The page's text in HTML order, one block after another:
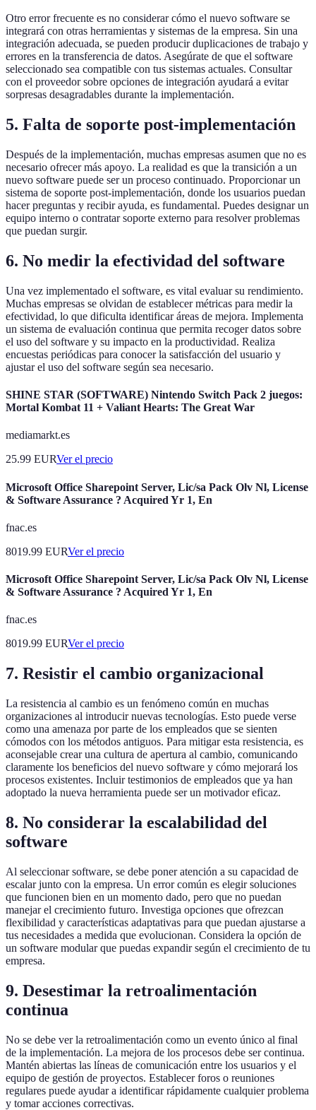
Otro error frecuente es no considerar cómo el nuevo software se
integrará con otras herramientas y sistemas de la empresa. Sin una
integración adecuada, se pueden producir duplicaciones de trabajo y
errores en la transferencia de datos. Asegúrate de que el software
seleccionado sea compatible con tus sistemas actuales. Consultar
con el proveedor sobre opciones de integración ayudará a evitar
sorpresas desagradables durante la implementación.
5. Falta de soporte post-implementación
Después de la implementación, muchas empresas asumen que no es
necesario ofrecer más apoyo. La realidad es que la transición a un
nuevo software puede ser un proceso continuado. Proporcionar un
sistema de soporte post-implementación, donde los usuarios puedan
hacer preguntas y recibir ayuda, es fundamental. Puedes designar un
equipo interno o contratar soporte externo para resolver problemas
que puedan surgir.
6. No medir la efectividad del software
Una vez implementado el software, es vital evaluar su rendimiento.
Muchas empresas se olvidan de establecer métricas para medir la
efectividad, lo que dificulta identificar áreas de mejora. Implementa
un sistema de evaluación continua que permita recoger datos sobre
el uso del software y su impacto en la productividad. Realiza
encuestas periódicas para conocer la satisfacción del usuario y
ajustar el uso del software según sea necesario.
SHINE STAR (SOFTWARE) Nintendo Switch Pack 2 juegos:
Mortal Kombat 11 + Valiant Hearts: The Great War
mediamarkt.es
25.99 EURVer el precio
Microsoft Office Sharepoint Server, Lic/sa Pack Olv Nl, License
& Software Assurance ? Acquired Yr 1, En
fnac.es
8019.99 EURVer el precio
Microsoft Office Sharepoint Server, Lic/sa Pack Olv Nl, License
& Software Assurance ? Acquired Yr 1, En
fnac.es
8019.99 EURVer el precio
7. Resistir el cambio organizacional
La resistencia al cambio es un fenómeno común en muchas
organizaciones al introducir nuevas tecnologías. Esto puede verse
como una amenaza por parte de los empleados que se sienten
cómodos con los métodos antiguos. Para mitigar esta resistencia, es
aconsejable crear una cultura de apertura al cambio, comunicando
claramente los beneficios del nuevo software y cómo mejorará los
procesos existentes. Incluir testimonios de empleados que ya han
adoptado la nueva herramienta puede ser un motivador eficaz.
8. No considerar la escalabilidad del
software
Al seleccionar software, se debe poner atención a su capacidad de
escalar junto con la empresa. Un error común es elegir soluciones
que funcionen bien en un momento dado, pero que no puedan
manejar el crecimiento futuro. Investiga opciones que ofrezcan
flexibilidad y características adaptativas para que puedan ajustarse a
tus necesidades a medida que evolucionan. Considera la opción de
un software modular que puedas expandir según el crecimiento de tu
empresa.
9. Desestimar la retroalimentación
continua
No se debe ver la retroalimentación como un evento único al final
de la implementación. La mejora de los procesos debe ser continua.
Mantén abiertas las líneas de comunicación entre los usuarios y el
equipo de gestión de proyectos. Establecer foros o reuniones
regulares puede ayudar a identificar rápidamente cualquier problema
y tomar acciones correctivas.